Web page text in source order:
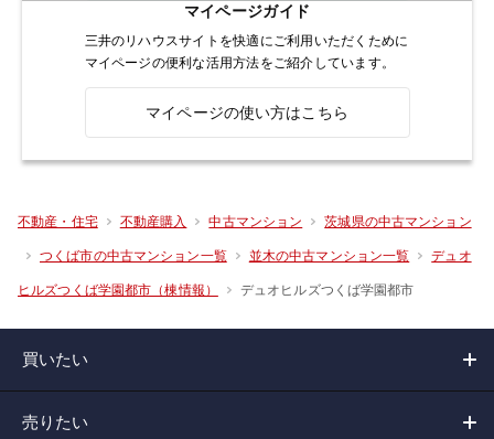
マイページガイド
三井のリハウスサイトを快適にご利用いただくために
マイページの便利な活用方法をご紹介しています。
マイページの使い方はこちら
不動産・住宅 不動産購入 中古マンション 茨城県の中古マンション
つくば市の中古マンション一覧 並木の中古マンション一覧 デュオ
ヒルズつくば学園都市（棟情報） デュオヒルズつくば学園都市
買いたい
売りたい